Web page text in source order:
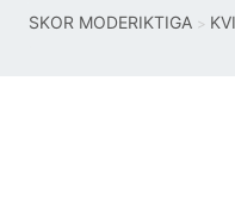
SKOR MODERIKTIGA